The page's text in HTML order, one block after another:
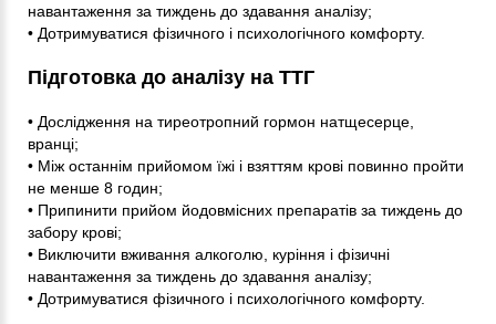
навантаження за тиждень до здавання аналізу;
• Дотримуватися фізичного і психологічного комфорту.
Підготовка до аналізу на ТТГ
• Дослідження на тиреотропний гормон натщесерце,
вранці;
• Між останнім прийомом їжі і взяттям крові повинно пройти
не менше 8 годин;
• Припинити прийом йодовмісних препаратів за тиждень до
забору крові;
• Виключити вживання алкоголю, куріння і фізичні
навантаження за тиждень до здавання аналізу;
• Дотримуватися фізичного і психологічного комфорту.